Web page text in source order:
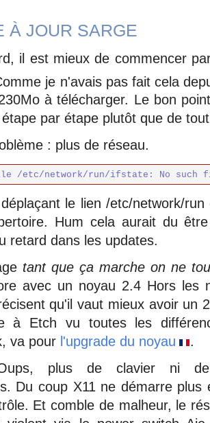
À JOUR SARGE
il est mieux de commencer
je n'avais pas fait cela
à télécharger. Le bon
par étape plutôt que de
: plus de réseau.
/etc/network/run/ifstate: No
le lien /etc/network/
Hum cela aurait du
retard dans les updates.
tant que ça marche on ne
avec un noyau 2.4 Hors les
qu'il vaut mieux avoir un
à Etch vu toutes les
va pour l'upgrade du noyau
.
plus de clavier ni
Du coup X11 ne démarre plus
Et comble de malheur, le